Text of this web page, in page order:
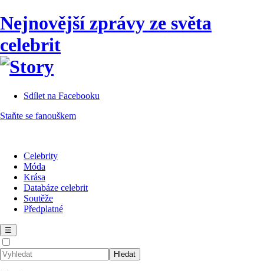
Nejnovější zprávy ze světa
celebrit
Sdílet na Facebooku
Staňte se fanouškem
Celebrity
Móda
Krása
Databáze celebrit
Soutěže
Předplatné
☰